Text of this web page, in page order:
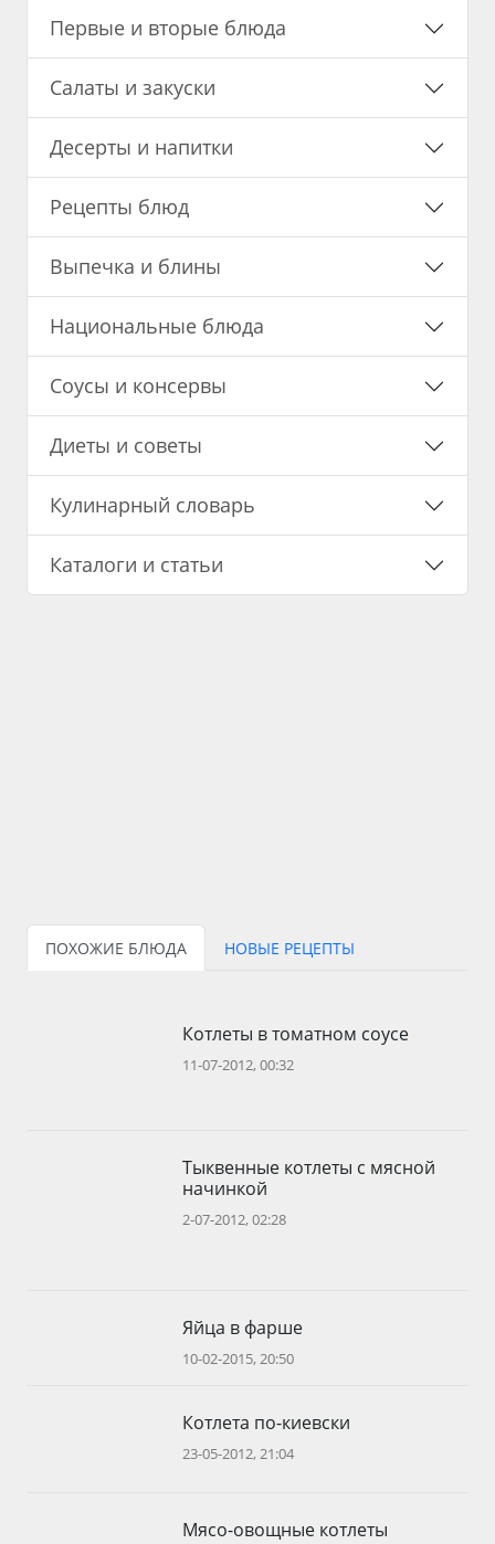
Первые и вторые блюда
Салаты и закуски
Десерты и напитки
Рецепты блюд
Выпечка и блины
Национальные блюда
Соусы и консервы
Диеты и советы
Кулинарный словарь
Каталоги и статьи
ПОХОЖИЕ БЛЮДА НОВЫЕ РЕЦЕПТЫ
Котлеты в томатном соусе
11-07-2012, 00:32
Тыквенные котлеты с мясной
начинкой
2-07-2012, 02:28
Яйца в фарше
10-02-2015, 20:50
Котлета по-киевски
23-05-2012, 21:04
Мясо-овощные котлеты